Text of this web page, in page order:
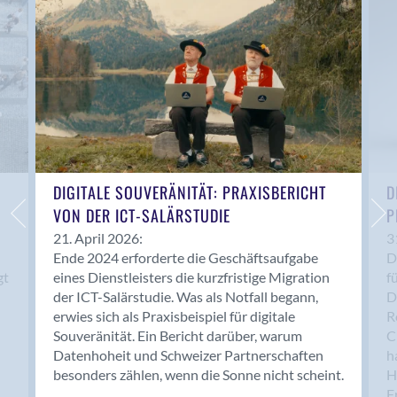
Anwil
Appenzell
Au SG
Baar
Baden
Balsthal
Balzers
Basel
Bassersdorf
Belp
Bendern
Benken (SG)
Bergdietikon
Berlin
Bern
Bern - Liebefeld
DIGITALE SOUVERÄNITÄT: PRAXISBERICHT
VON DER ICT-SALÄRSTUDIE
21. April 2026:
Ende 2024 erforderte die Geschäftsaufgabe
eines Dienstleisters die kurzfristige Migration
der ICT-Salärstudie. Was als Notfall begann,
erwies sich als Praxisbeispiel für digitale
Souveränität. Ein Bericht darüber, warum
Datenhoheit und Schweizer Partnerschaften
besonders zählen, wenn die Sonne nicht scheint.